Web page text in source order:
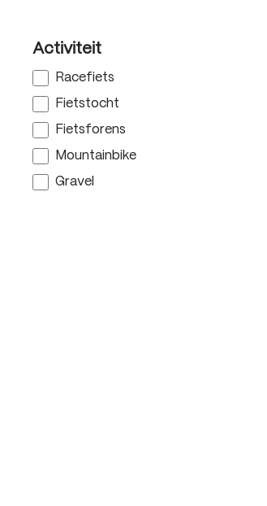
Activiteit
Racefiets
Fietstocht
Fietsforens
Mountainbike
Gravel